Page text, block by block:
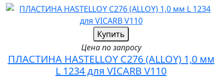
Купить
Цена по запросу
ПЛАСТИНА HASTELLOY C276 (ALLOY) 1,0 мм
L 1234 для VICARB V110